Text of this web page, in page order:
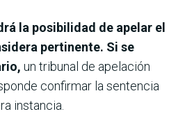
la posibilidad de apelar el
pertinente. Si se
un tribunal de apelación
confirmar la sentencia
instancia.